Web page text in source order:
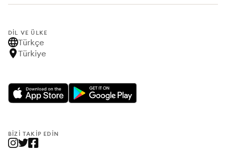
DIL VE ÜLKE
Türkçe
Türkiye
BIZI TAKIP EDIN